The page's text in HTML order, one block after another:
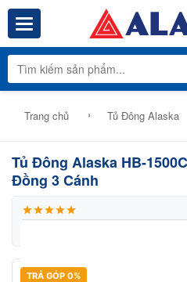
Toggle navigation
Trang chủ › Tủ Đông Alaska
TRẢ GÓP 0%
Tủ Đông Alaska HB-
Đồng 3 Cánh